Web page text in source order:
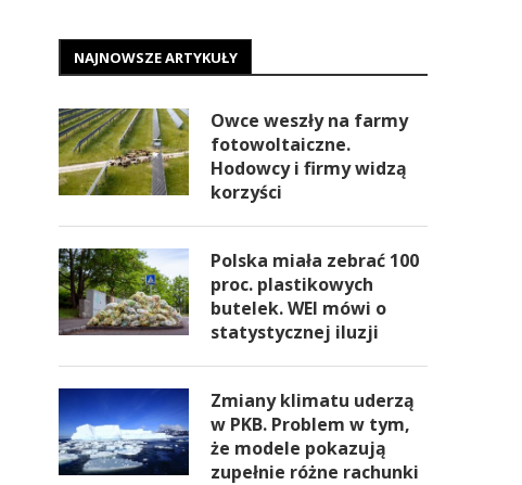
NAJNOWSZE ARTYKUŁY
Owce weszły na farmy
fotowoltaiczne.
Hodowcy i firmy widzą
korzyści
Polska miała zebrać 100
proc. plastikowych
butelek. WEI mówi o
statystycznej iluzji
Zmiany klimatu uderzą
w PKB. Problem w tym,
że modele pokazują
zupełnie różne rachunki